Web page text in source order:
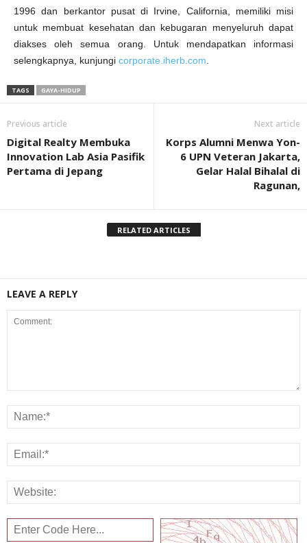
1996 dan berkantor pusat di Irvine, California, memiliki misi
untuk membuat kesehatan dan kebugaran menyeluruh dapat
diakses oleh semua orang. Untuk mendapatkan informasi
selengkapnya, kunjungi corporate.iherb.com
TAGS GAYA-HIDUP
Previous article
Digital Realty Membuka
Innovation Lab Asia Pasifik
Pertama di Jepang
Next article
Korps Alumni Menwa Yon-
6 UPN Veteran Jakarta,
Gelar Halal Bihalal di
Ragunan,
RELATED ARTICLES
LEAVE A REPLY